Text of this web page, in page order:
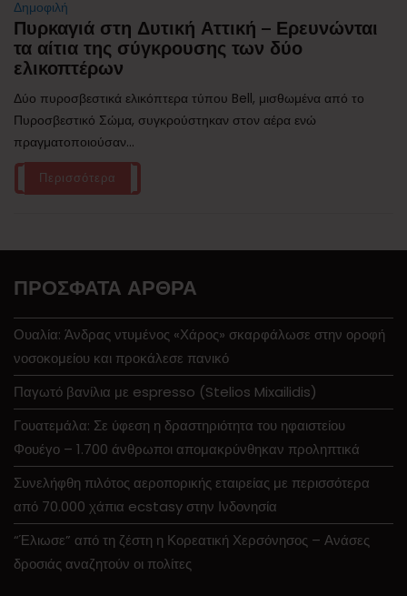
Δημοφιλή
Πυρκαγιά στη Δυτική Αττική – Ερευνώνται
τα αίτια της σύγκρουσης των δύο
ελικοπτέρων
Δύο πυροσβεστικά ελικόπτερα τύπου Bell, μισθωμένα από το
Πυροσβεστικό Σώμα, συγκρούστηκαν στον αέρα ενώ
πραγματοποιούσαν...
Περισσότερα
ΠΡΌΣΦΑΤΑ ΆΡΘΡΑ
Ουαλία: Άνδρας ντυμένος «Χάρος» σκαρφάλωσε στην οροφή
νοσοκομείου και προκάλεσε πανικό
Παγωτό βανίλια με espresso (Stelios Mixailidis)
Γουατεμάλα: Σε ύφεση η δραστηριότητα του ηφαιστείου
Φουέγο – 1.700 άνθρωποι απομακρύνθηκαν προληπτικά
Συνελήφθη πιλότος αεροπορικής εταιρείας με περισσότερα
από 70.000 χάπια ecstasy στην Ινδονησία
“Έλιωσε” από τη ζέστη η Κορεατική Χερσόνησος – Ανάσες
δροσιάς αναζητούν οι πολίτες